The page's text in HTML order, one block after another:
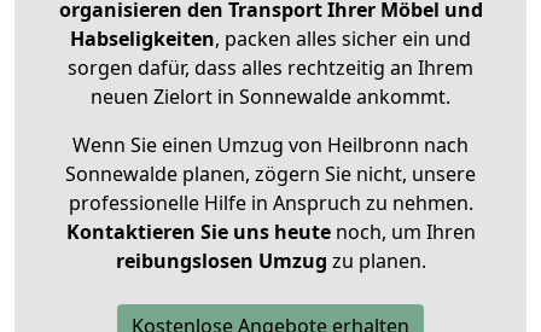
organisieren den Transport Ihrer Möbel und
Habseligkeiten, packen alles sicher ein und
sorgen dafür, dass alles rechtzeitig an Ihrem
neuen Zielort in Sonnewalde ankommt.
Wenn Sie einen Umzug von Heilbronn nach
Sonnewalde planen, zögern Sie nicht, unsere
professionelle Hilfe in Anspruch zu nehmen.
Kontaktieren Sie uns heutenoch, um Ihren
reibungslosen Umzug zu planen.
Kostenlose Angebote erhalten